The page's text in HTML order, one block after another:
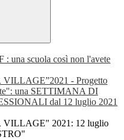
una scuola così non l'avete
- Progetto
una SETTIMANA DI
dal 12 luglio 2021
2021: 12 luglio